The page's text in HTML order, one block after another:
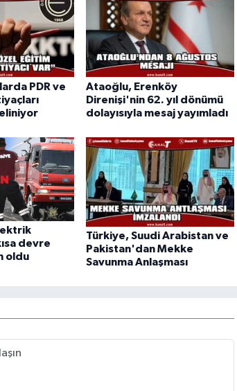
PDR ve
Ataoğlu, Erenköy
Direnişi'nin 62. yıl dönümü
dolayısıyla mesaj yayımladı
devre
oldu
Türkiye, Suudi Arabistan ve
Pakistan'dan Mekke
Savunma Anlaşması